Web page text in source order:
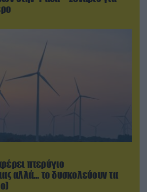
πτερύγιο
αλλά… το δυσκολεύουν τα